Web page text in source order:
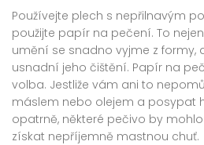
Používejte plech s nepřilnavým
použijte papír na pečení. To
umění se snadno vyjme z formy,
usnadní jeho čištění. Papír na
volba. Jestliže vám ani to
máslem nebo olejem a posypat
opatrně, některé pečivo by
získat nepříjemně mastnou chuť.